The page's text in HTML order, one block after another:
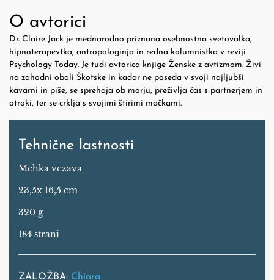
O avtorici
Dr. Claire Jack je mednarodno priznana osebnostna svetovalka,
hipnoterapevtka, antropologinja in redna kolumnistka v reviji
Psychology Today. Je tudi avtorica knjige Ženske z avtizmom. Živi
na zahodni obali Škotske in kadar ne poseda v svoji najljubši
kavarni in piše, se sprehaja ob morju, preživlja čas s partnerjem in
otroki, ter se crklja s svojimi štirimi mačkami.
Tehnične lastnosti
Mehka vezava
23,5x 16,5 cm
320 g
184 strani
ZALOŽBA: Chiara